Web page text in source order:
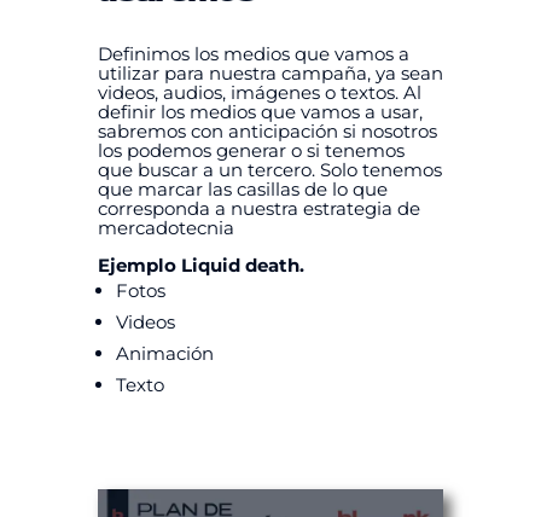
Definimos los medios que vamos a
utilizar para nuestra campaña, ya sean
videos, audios, imágenes o textos. Al
definir los medios que vamos a usar,
sabremos con anticipación si nosotros
los podemos generar o si tenemos
que buscar a un tercero. Solo tenemos
que marcar las casillas de lo que
corresponda a nuestra estrategia de
mercadotecnia
Ejemplo Liquid death.
Fotos
Videos
Animación
Texto